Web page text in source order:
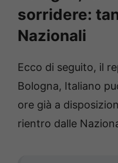
sorridere:
Nazionali
Ecco di seguito, il
Bologna, Italiano
ore già a
rientro dalle